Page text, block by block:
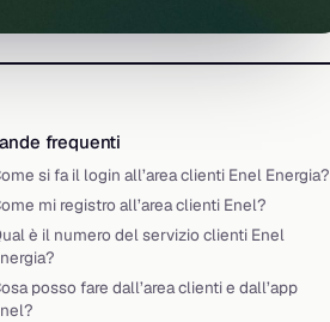
frequenti
si fa il login all’area clienti Enel Energia?
mi registro all’area clienti Enel?
è il numero del servizio clienti Enel
posso fare dall’area clienti e dall’app